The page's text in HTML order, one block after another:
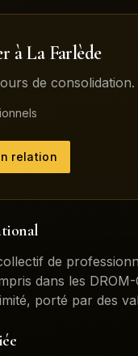
àLa Farlède
de
relation
de
dans les DROM-
porté par des